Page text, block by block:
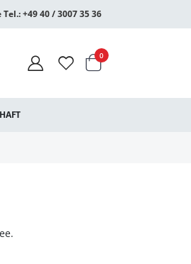
+49 40 / 3007 35 36
Warenkorb
0Artikel